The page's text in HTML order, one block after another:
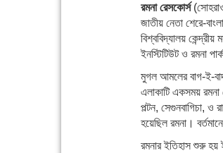
রমনা রেসকোর্স
জাতীয় নেতা শেরে-বাংলা
বিশ্ববিদ্যালয়
ইনস্টিটিউট ও রমনা
মুগল আমলের বাগ-ই-
এলাকাটি একসময় রমনা
পল্টন, সেগুনবাগিচা, ও
হয়েছিল রমনা।
রমনার ইতিহাস শুরু হয়